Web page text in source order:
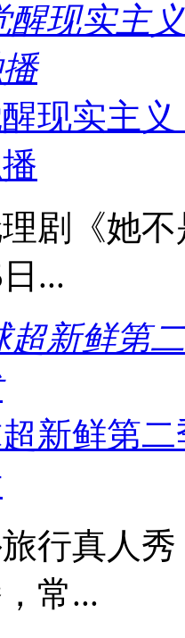
醒现实主
现实主
剧《她
...
超新鲜第
新鲜第
行真人
常...